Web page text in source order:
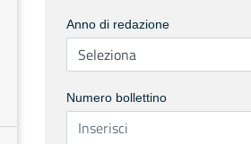
Anno di redazione
Numero bollettino